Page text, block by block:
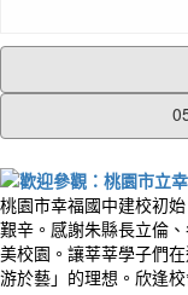
桃園市幸福國中建校初
艱辛。感謝朱縣長立倫
美校園。讓莘莘學子們
游於藝」的理想。欣逢